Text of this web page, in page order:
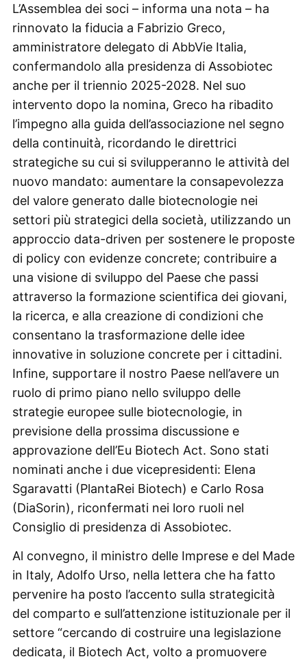
L’Assemblea dei soci – informa una nota – ha
rinnovato la fiducia a Fabrizio Greco,
amministratore delegato di AbbVie Italia,
confermandolo alla presidenza di Assobiotec
anche per il triennio 2025-2028. Nel suo
intervento dopo la nomina, Greco ha ribadito
l’impegno alla guida dell’associazione nel segno
della continuità, ricordando le direttrici
strategiche su cui si svilupperanno le attività del
nuovo mandato: aumentare la consapevolezza
del valore generato dalle biotecnologie nei
settori più strategici della società, utilizzando un
approccio data-driven per sostenere le proposte
di policy con evidenze concrete; contribuire a
una visione di sviluppo del Paese che passi
attraverso la formazione scientifica dei giovani,
la ricerca, e alla creazione di condizioni che
consentano la trasformazione delle idee
innovative in soluzione concrete per i cittadini.
Infine, supportare il nostro Paese nell’avere un
ruolo di primo piano nello sviluppo delle
strategie europee sulle biotecnologie, in
previsione della prossima discussione e
approvazione dell’Eu Biotech Act. Sono stati
nominati anche i due vicepresidenti: Elena
Sgaravatti (PlantaRei Biotech) e Carlo Rosa
(DiaSorin), riconfermati nei loro ruoli nel
Consiglio di presidenza di Assobiotec.
Al convegno, il ministro delle Imprese e del Made
in Italy, Adolfo Urso, nella lettera che ha fatto
pervenire ha posto l’accento sulla strategicità
del comparto e sull’attenzione istituzionale per il
settore “cercando di costruire una legislazione
dedicata, il Biotech Act, volto a promuovere